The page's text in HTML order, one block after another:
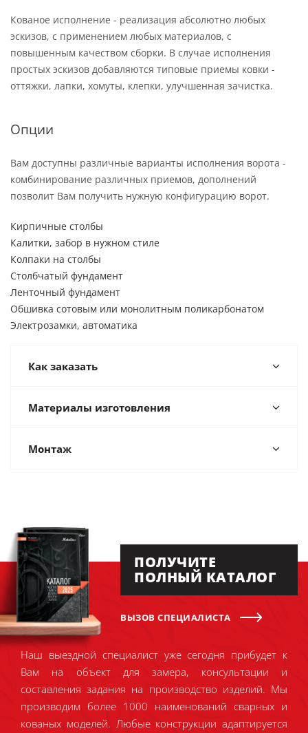
Кованое исполнение - реализация абсолютно любых
эскизов, с применением любых материалов, с
повышенным качеством сборки. В случае исполнения
простых эскизов добавляются типовые приемы ковки -
оттяжки, лапки, хомуты, клепки, улучшенная зачистка.
Опции
Вам доступны различные варианты исполнения ворота -
комбинирование различных приемов, дополнений
позволит Вам получить нужную конфигурацию ворот.
Кирпичные столбы
Калитки, забор в нужном стиле
Колпаки на столбы
Столбчатый фундамент
Ленточный фундамент
Обшивка сотовым или монолитным поликарбонатом
Электрозамки, автоматика
Как заказать
Материалы изготовления
Монтаж
ПОЛУЧИТЕ
ПОЛНЫЙ КАТАЛОГ
ВЫЗОВ СПЕЦИАЛИСТА
Наш выездной специалист уже сегодня прибудет к
Вам на объект для замера, консультации и
составления задания на производство изделий. Мы
производим более 1000 наименований сварных и
кованых моделей. Любые конструкции адаптируется